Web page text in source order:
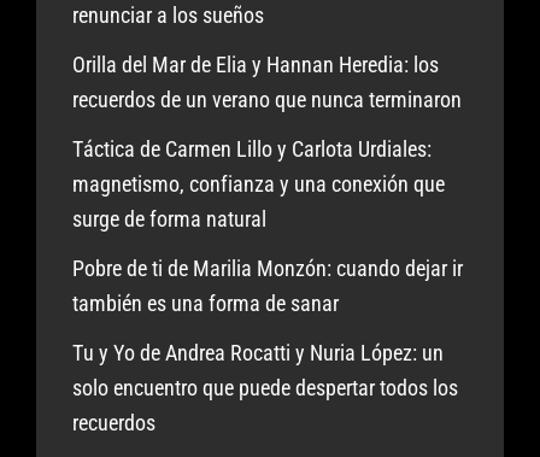
renunciar a los sueños
Orilla del Mar de Elia y Hannan Heredia: los
recuerdos de un verano que nunca terminaron
Táctica de Carmen Lillo y Carlota Urdiales:
magnetismo, confianza y una conexión que
surge de forma natural
Pobre de ti de Marilia Monzón: cuando dejar ir
también es una forma de sanar
Tu y Yo de Andrea Rocatti y Nuria López: un
solo encuentro que puede despertar todos los
recuerdos